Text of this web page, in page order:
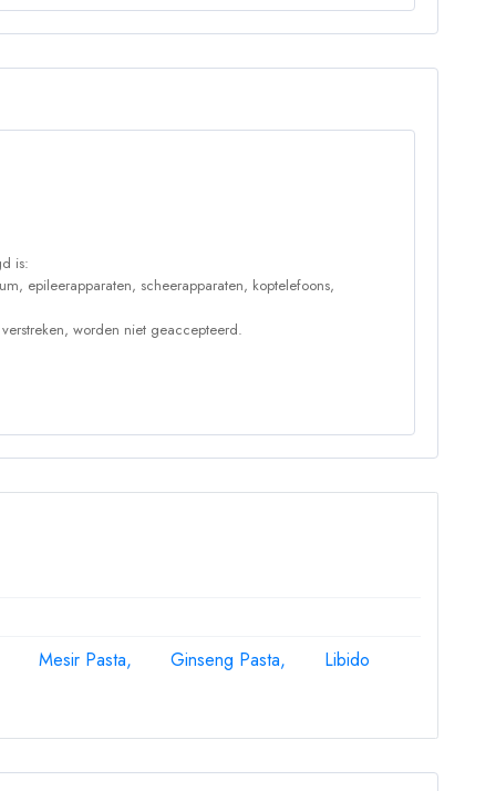
is:
epileerapparaten, scheerapparaten, koptelefoons,
worden niet geaccepteerd.
Mesir Pasta Ginseng Pasta
Libido